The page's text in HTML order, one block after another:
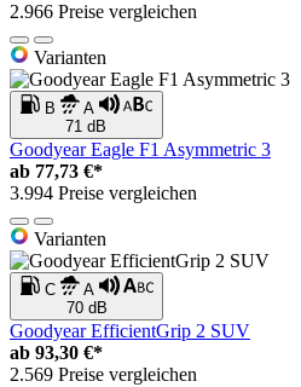
2.966 Preise vergleichen
Varianten
B
A
71 dB
Goodyear Eagle F1 Asymmetric 3
ab 77,73 €*
3.994 Preise vergleichen
Varianten
C
A
70 dB
Goodyear EfficientGrip 2 SUV
ab 93,30 €*
2.569 Preise vergleichen